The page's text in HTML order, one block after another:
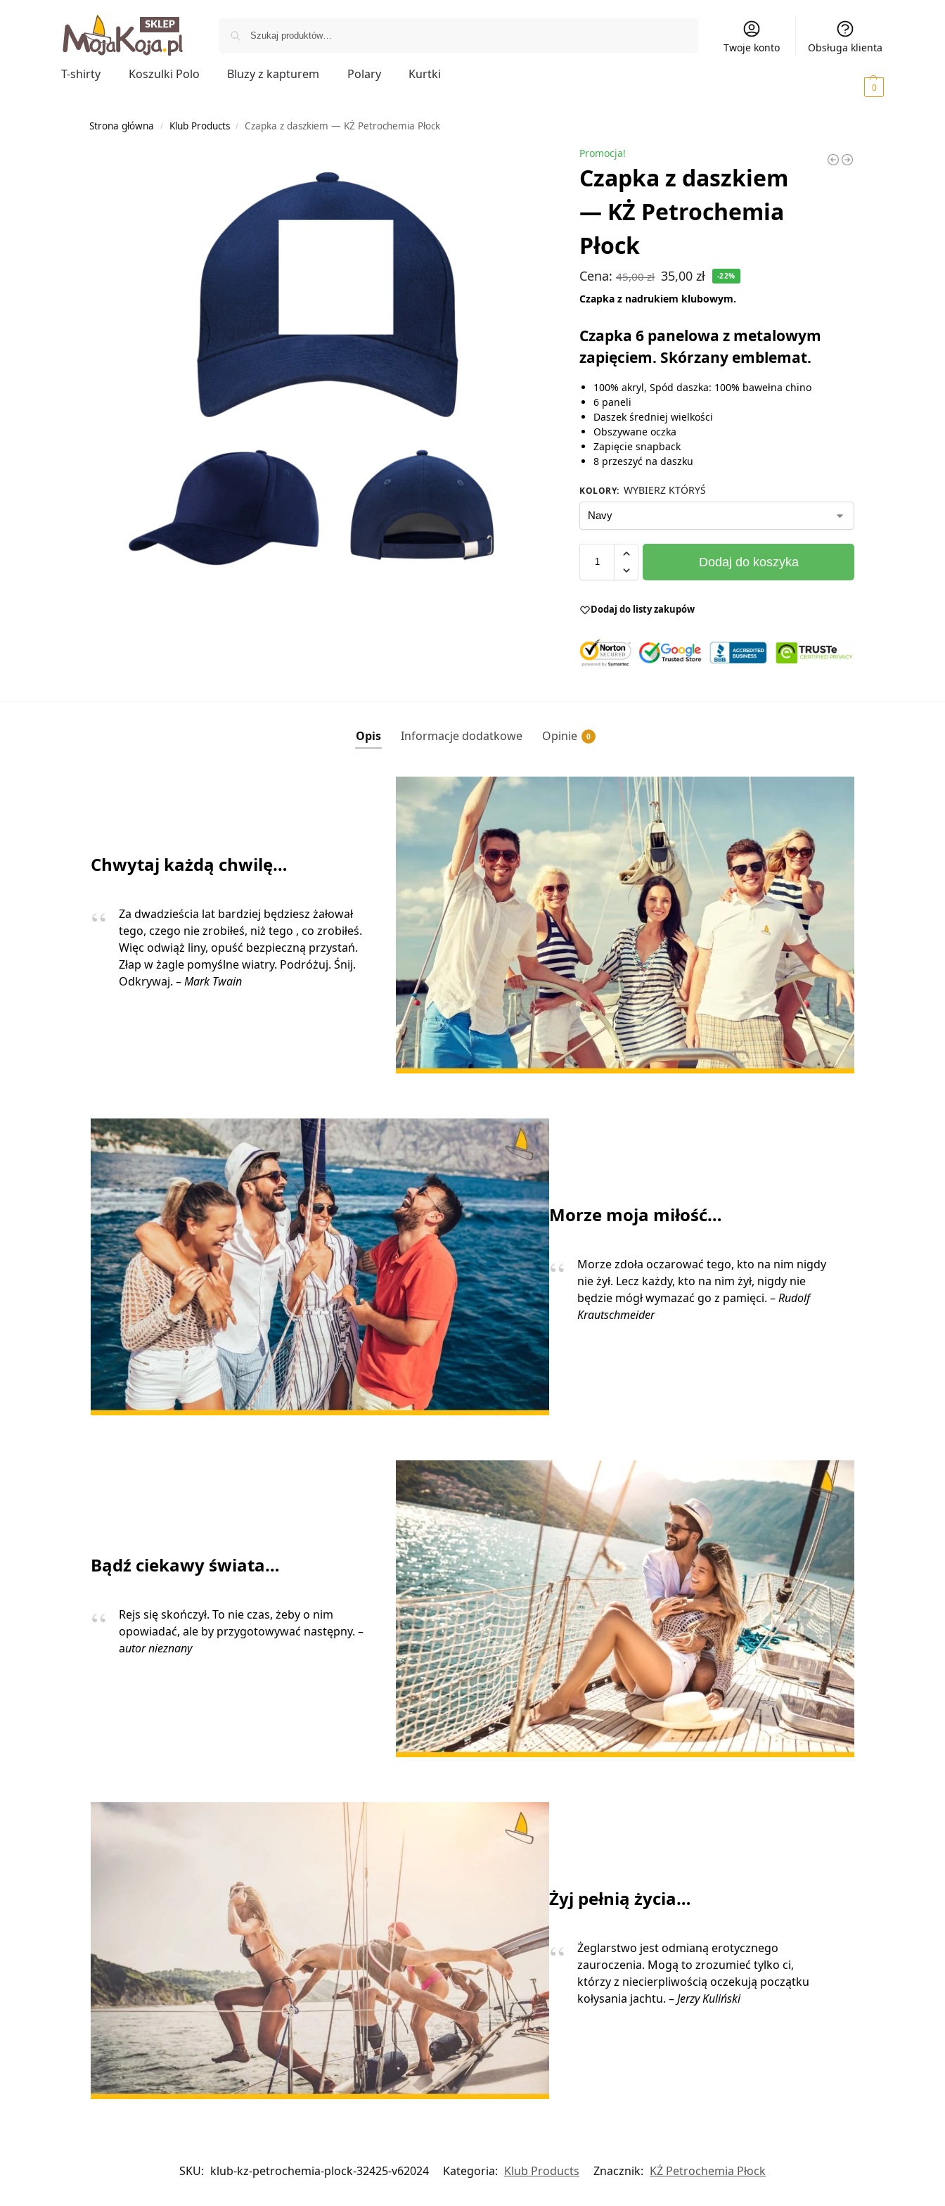
Twoje konto Obsługa klienta
T-shirty Koszulki Polo Bluzy z kapturem Polary
Kurtki
0
Strona główna / Klub Products / Czapka z daszkiem — KŻ Petrochemia Płock
Promocja!
Czapka z daszkiem
— KŻ Petrochemia
Płock
Cena:45,00zł 35,00 zł -22%
Czapka z nadrukiem klubowym.
Czapka 6 panelowa z metalowym
zapięciem. Skórzany emblemat.
100% akryl, Spód daszka: 100% bawełna chino
6 paneli
Daszek średniej wielkości
Obszywane oczka
Zapięcie snapback
8 przeszyć na daszku
KOLORY: WYBIERZ KTÓRYŚ
Dodaj do koszyka
Dodaj do listy zakupów
Opis Informacje dodatkowe Opinie 0
Chwytaj każdą chwilę…
Za dwadzieścia lat bardziej będziesz żałował
tego, czego nie zrobiłeś, niż tego , co zrobiłeś.
Więc odwiąż liny, opuść bezpieczną przystań.
Złap w żagle pomyślne wiatry. Podróżuj. Śnij.
Odkrywaj. –Mark Twain
Morze moja miłość…
Morze zdoła oczarować tego, kto na nim nigdy
nie żył. Lecz każdy, kto na nim żył, nigdy nie
będzie mógł wymazać go z pamięci. –Rudolf
Krautschmeider
Bądź ciekawy świata…
Rejs się skończył. To nie czas, żeby o nim
opowiadać, ale by przygotowywać następny. –
autor nieznany
Żyj pełnią życia…
Żeglarstwo jest odmianą erotycznego
zauroczenia. Mogą to zrozumieć tylko ci,
którzy z niecierpliwością oczekują początku
kołysania jachtu. –Jerzy Kuliński
SKU: klub-kz-petrochemia-plock-32425-v62024 Kategoria: Klub Products Znacznik: KŻ Petrochemia Płock